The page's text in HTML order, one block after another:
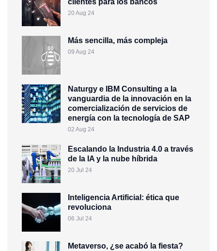
clientes para los bancos
20 Aug 24
Más sencilla, más compleja
09 Aug 24
Naturgy e IBM Consulting a la
vanguardia de la innovación en la
comercialización de servicios de
energía con la tecnología de SAP
02 Aug 24
Escalando la Industria 4.0 a través
de la IA y la nube híbrida
20 Jul 24
Inteligencia Artificial: ética que
revoluciona
06 Jul 24
Metaverso, ¿se acabó la fiesta?